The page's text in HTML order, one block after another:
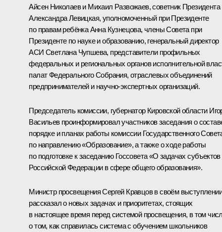
Айсен Николаеви Михаил Развожаев, советник Президента
Александра Левицкая, уполномоченный при Президенте
по правам ребёнкаАнна Кузнецова, члены Совета при
Президенте по науке и образованию, генеральный директор
АСИ Светлана Чупшева, представители профильных
федеральных и региональных органов исполнительной
палат Федерального Собрания, отраслевых объединений
предпринимателей и научно-экспертных организаций.
Председатель комиссии, губернатор Кировской области
Васильев проинформировал участников заседания о
порядке и планах работы комиссии Государственного
по направлению «Образование», а также о ходе работы
по подготовке к заседанию Госсовета «О задачах субъектов
Российской Федерации в сфере общего образования».
Министр просвещения Сергей Кравцов в своём выступлении
рассказал о новых задачах и приоритетах, стоящих
в настоящее время перед системой просвещения, в том
о том, как справилась система с обучением школьников